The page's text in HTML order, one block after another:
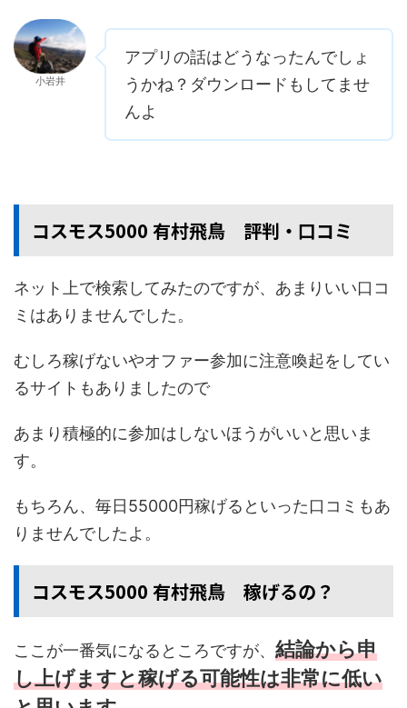
小岩井
アプリの話はどうなったんでしょ
うかね？ダウンロードもしてませ
んよ
コスモス5000 有村飛鳥 評判・口コミ
ネット上で検索してみたのですが、あまりいい口コ
ミはありませんでした。
むしろ稼げないやオファー参加に注意喚起をしてい
るサイトもありましたので
あまり積極的に参加はしないほうがいいと思いま
す。
もちろん、毎日55000円稼げるといった口コミもあ
りませんでしたよ。
コスモス5000 有村飛鳥 稼げるの？
ここが一番気になるところですが、 結論から申
し上げますと稼げる可能性は非常に低い